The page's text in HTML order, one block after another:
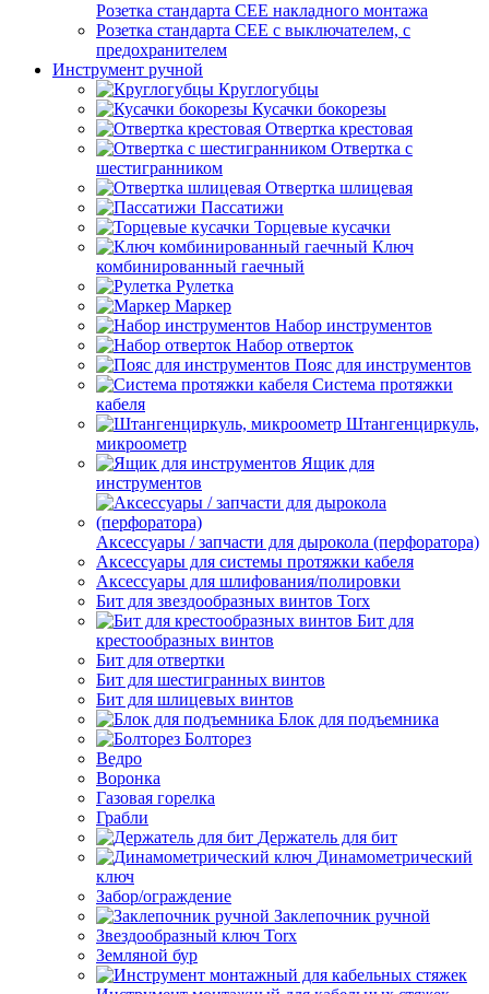
Розетка стандарта СЕЕ накладного монтажа
Розетка стандарта СЕЕ с выключателем, с
предохранителем
Инструмент ручной
Круглогубцы
Кусачки бокорезы
Отвертка крестовая
Отвертка с
шестигранником
Отвертка шлицевая
Пассатижи
Торцевые кусачки
Ключ
комбинированный гаечный
Рулетка
Маркер
Набор инструментов
Набор отверток
Пояс для инструментов
Система протяжки
кабеля
Штангенциркуль,
микроометр
Ящик для
инструментов
Аксессуары / запчасти для дырокола (перфоратора)
Аксессуары для системы протяжки кабеля
Аксессуары для шлифования/полировки
Бит для звездообразных винтов Torx
Бит для
крестообразных винтов
Бит для отвертки
Бит для шестигранных винтов
Бит для шлицевых винтов
Блок для подъемника
Болторез
Ведро
Воронка
Газовая горелка
Грабли
Держатель для бит
Динамометрический
ключ
Забор/ограждение
Заклепочник ручной
Звездообразный ключ Torx
Земляной бур